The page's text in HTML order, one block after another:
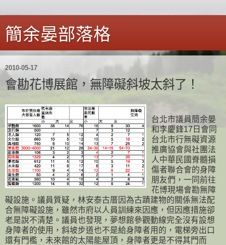
簡余晏部落格
2010-05-17
會勘花博展館，無障礙斜坡太斜了！
台北市議員簡余晏
和李慶鋒17日會同
台北市行無礙資源
推廣協會與社團法
人中華民國脊髓損
傷者聯合會的身障
朋友們，一同前往
花博現場會勘無障
礙設施。議員質疑，林安泰古厝因為古蹟建物的關係無法配
合無障礙設施，雖然市府以人員訓練來因應，但因應措施卻
老是說不清楚。議員也發現，夢想館參觀動線完全沒有設想
身障者的使用，斜坡步道也不是給身障者用的，電梯旁出口
還有門檻，未來館的太陽能屋頂，身障者更是不得其門而